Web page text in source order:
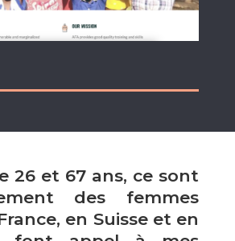
26 et 67 ans, ce sont
des femmes
en Suisse et en